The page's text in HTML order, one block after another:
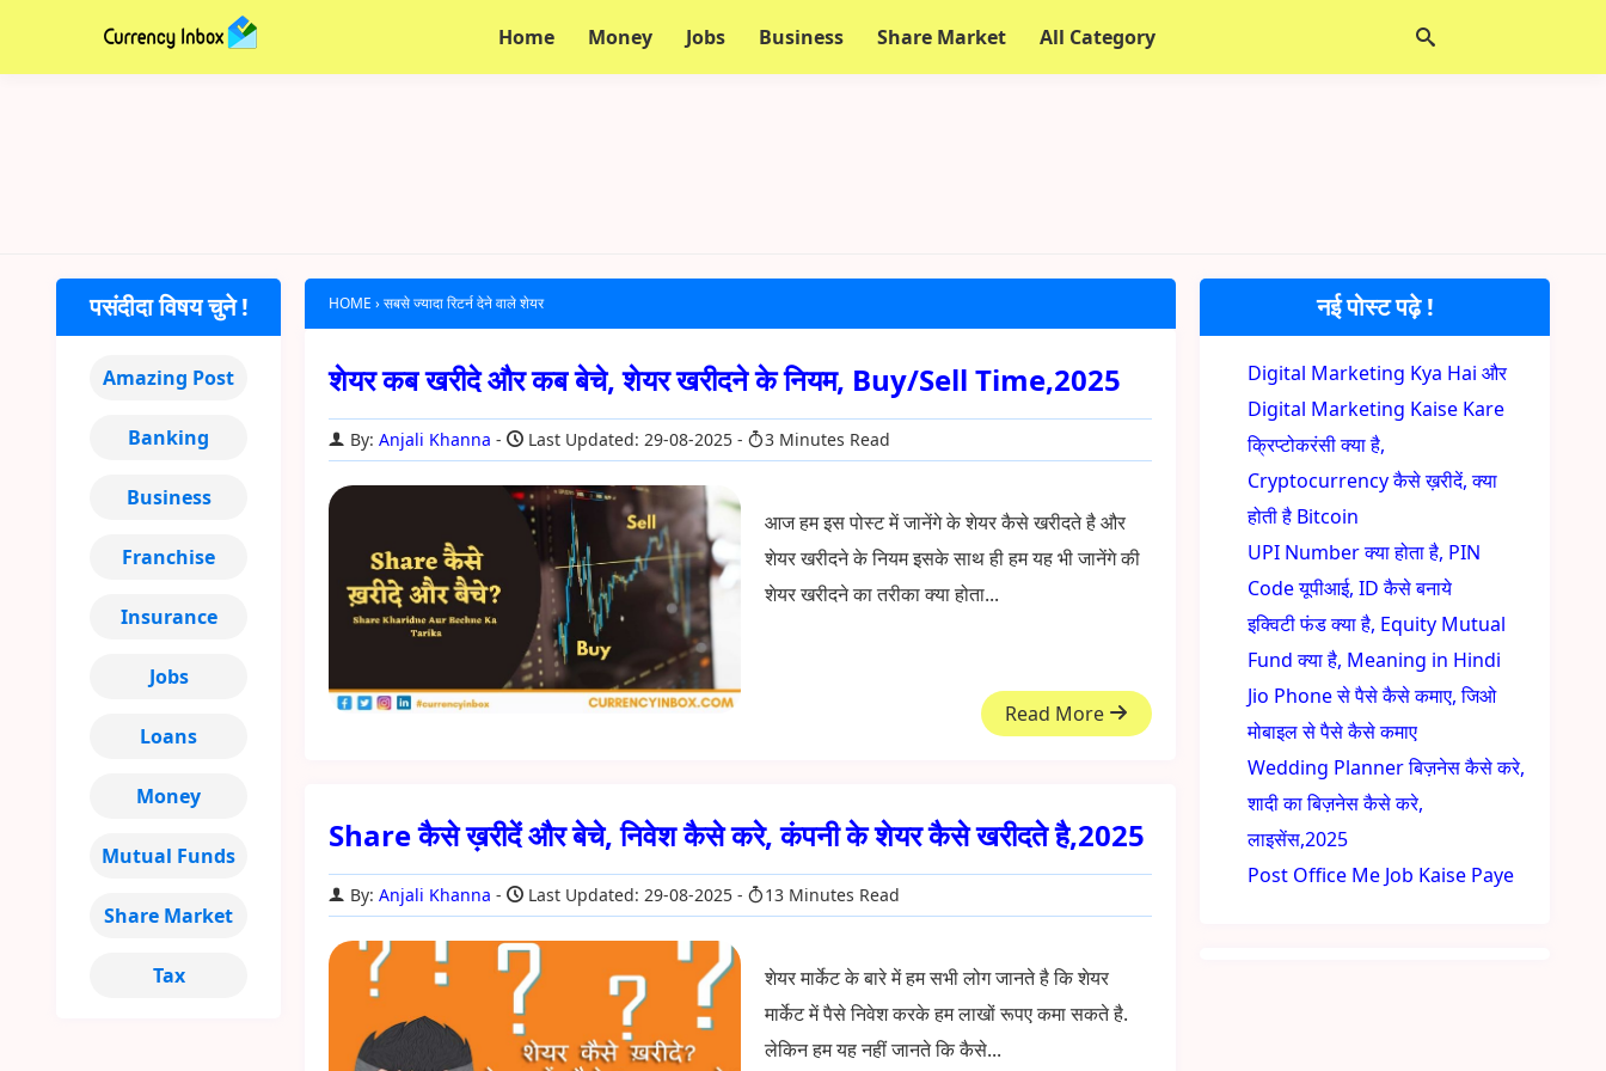
Home Money Jobs Business Share Market All Category
HOME ›सबसे ज्यादा रिटर्न देने वाले शेयर
शेयर कब खरीदे और कब बेचे, शेयर खरीदने के नियम, Buy/Sell Time,2025
By:Anjali Khanna Last Updated: 29-08-2025 3 Minutes Read
आज हम इस पोस्ट में जानेंगे के शेयर कैसे खरीदते है और
शेयर खरीदने के नियम इसके साथ ही हम यह भी जानेंगे की
शेयर खरीदने का तरीका क्या होता...
Read More
Share कैसे ख़रीदें और बेचे, निवेश कैसे करे, कंपनी के शेयर कैसे खरीदते है,2025
By:Anjali Khanna Last Updated: 29-08-2025 13 Minutes Read
शेयर मार्केट के बारे में हम सभी लोग जानते है कि शेयर
मार्केट में पैसे निवेश करके हम लाखों रूपए कमा सकते है.
लेकिन हम यह नहीं जानते कि कैसे...
नई पोस्ट पढ़े !
Digital Marketing Kya Hai और
Digital Marketing Kaise Kare
क्रिप्टोकरंसी क्या है,
Cryptocurrency कैसे ख़रीदें, क्या
होती है Bitcoin
UPI Number क्या होता है, PIN
Code यूपीआई, ID कैसे बनाये
इक्विटी फंड क्या है, Equity Mutual
Fund क्या है, Meaning in Hindi
Jio Phone से पैसे कैसे कमाए, जिओ
मोबाइल से पैसे कैसे कमाए
Wedding Planner बिज़नेस कैसे करे,
शादी का बिज़नेस कैसे करे,
लाइसेंस,2025
Post Office Me Job Kaise Paye
पसंदीदा विषय चुने !
Amazing Post
Banking
Business
Franchise
Insurance
Jobs
Loans
Money
Mutual Funds
Share Market
Tax